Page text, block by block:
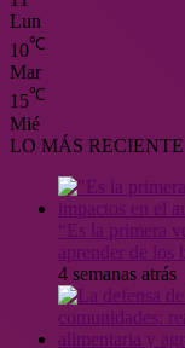
Lun
10℃
Mar
15℃
Mié
LO MÁS RECIENTE
“Es la primera
aprender de los
4 semanas atrás